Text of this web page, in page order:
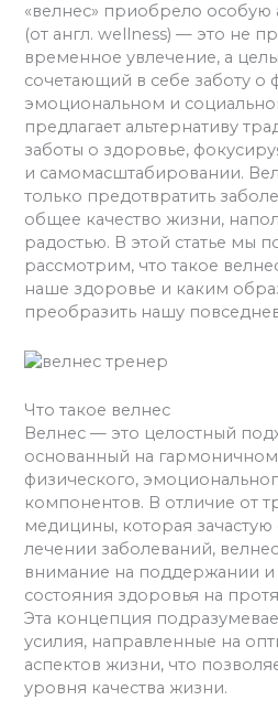
«велнес» приобрело особую
(от англ. wellness) — это не
временное увлечение, а
сочетающий в себе заботу о
эмоциональном и
предлагает альтернативу
заботы о здоровье,
и самомасштабировании.
только предотвратить
общее качество жизни,
радостью. В этой статье мы
рассмотрим, что такое
наше здоровье и каким
преобразить нашу
Что такое велнес
Велнес — это целостный
основанный на
физического,
компонентов. В отличие от
медицины, которая зачастую
лечении заболеваний,
внимание на поддержании
состояния здоровья на
Эта концепция
усилия, направленные на
аспектов жизни, что
уровня качества жизни.